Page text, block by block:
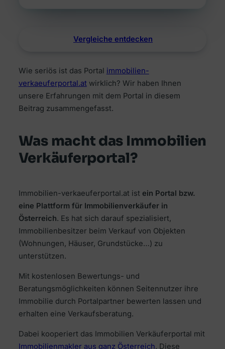
Vergleiche entdecken
Wie seriös ist das Portal immobilien-
verkaeuferportal.atwirklich? Wir haben Ihnen
unsere Erfahrungen mit dem Portal in diesem
Beitrag zusammengefasst.
Was macht das Immobilien
Verkäuferportal?
Immobilien-verkaeuferportal.at istein Portal bzw.
eine Plattform für Immobilienverkäufer in
Österreich. Es hat sich darauf spezialisiert,
Immobilienbesitzer beim Verkauf von Objekten
(Wohnungen, Häuser, Grundstücke…) zu
unterstützen.
Mit kostenlosen Bewertungs- und
Beratungsmöglichkeiten können Seitennutzer ihre
Immobilie durch Portalpartner bewerten lassen und
erhalten eine Verkaufsberatung.
Dabei kooperiert das Immobilien Verkäuferportal mit
Immobilienmakler aus ganz Österreich. Diese